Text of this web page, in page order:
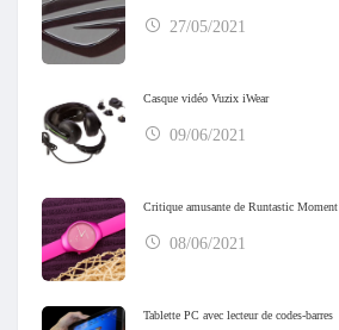
27/05/2021
Casque vidéo Vuzix iWear
09/06/2021
Critique amusante de Runtastic Moment
08/06/2021
Tablette PC avec lecteur de codes-barres